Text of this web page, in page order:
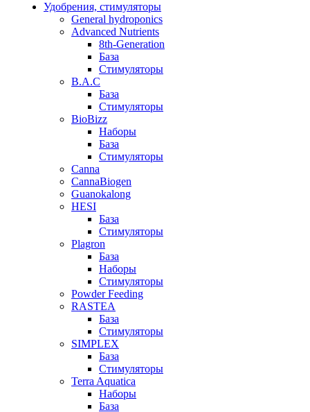
Удобрения, стимуляторы
General hydroponics
Advanced Nutrients
8th-Generation
База
Стимуляторы
B.A.C
База
Стимуляторы
BioBizz
Наборы
База
Стимуляторы
Canna
CannaBiogen
Guanokalong
HESI
База
Стимуляторы
Plagron
База
Наборы
Стимуляторы
Powder Feeding
RASTEA
База
Стимуляторы
SIMPLEX
База
Стимуляторы
Terra Aquatica
Наборы
База